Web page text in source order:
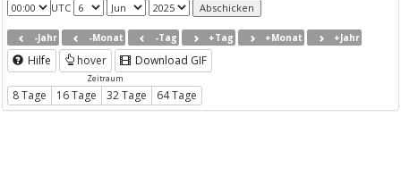
UTC
-Jahr -Monat -Tag +Tag +Monat +Jahr
Hilfe hover Download GIF
Zeitraum
8 Tage 16 Tage 32 Tage 64 Tage